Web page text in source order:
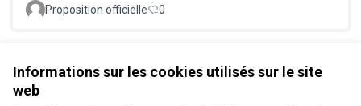
Informations sur les cookies utilisés sur le site
web
Proposition officielle 0